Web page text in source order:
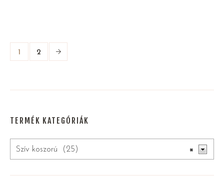
1 2
TERMÉK KATEGÓRIÁK
×
Szív koszorú (25)